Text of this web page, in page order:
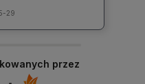
29
przez